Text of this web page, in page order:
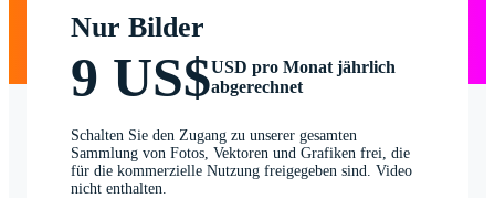
Nur Bilder
9 US$USD pro Monat jährlich
abgerechnet
Schalten Sie den Zugang zu unserer gesamten
Sammlung von Fotos, Vektoren und Grafiken frei, die
für die kommerzielle Nutzung freigegeben sind. Video
nicht enthalten.